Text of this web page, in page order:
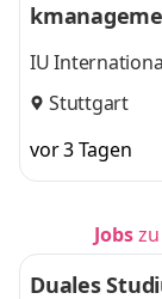
l
IU
Stuttgart
vor 3 Tagen
Jobs
Duales